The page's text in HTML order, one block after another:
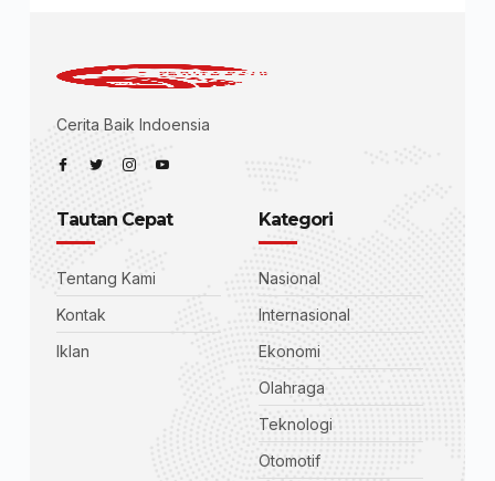
Cerita Baik Indoensia
Tautan Cepat
Tentang Kami
Kontak
Iklan
Kategori
Nasional
Internasional
Ekonomi
Olahraga
Teknologi
Otomotif